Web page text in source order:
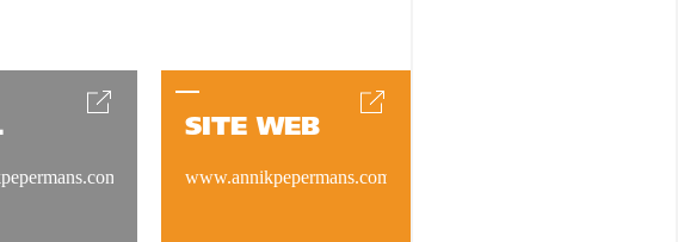
SITE WEB
www.annikpepermans.com